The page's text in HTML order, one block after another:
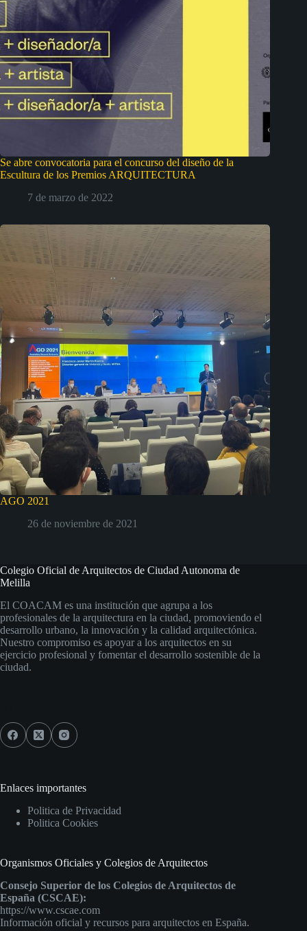
Se abre convocatoria para el concurso del diseño de la
Escultura de los Premios ARQUITECTURA
7 de marzo de 2022
AGO 2021
26 de noviembre de 2021
Colegio Oficial de Arquitectos de Ciudad Autonoma de
Melilla
El COACAM es una institución que agrupa a los
profesionales de la arquitectura en la ciudad, promoviendo el
desarrollo urbano, la innovación y la calidad arquitectónica.
Nuestro compromiso es apoyar a los arquitectos en su
ejercicio profesional y fomentar el desarrollo sostenible de la
ciudad.
Enlaces importantes
Politica de Privacidad
Politica Cookies
Organismos Oficiales y Colegios de Arquitectos
Consejo Superior de los Colegios de Arquitectos de
España (CSCAE):
https://www.cscae.com
Información oficial y recursos para arquitectos en España.